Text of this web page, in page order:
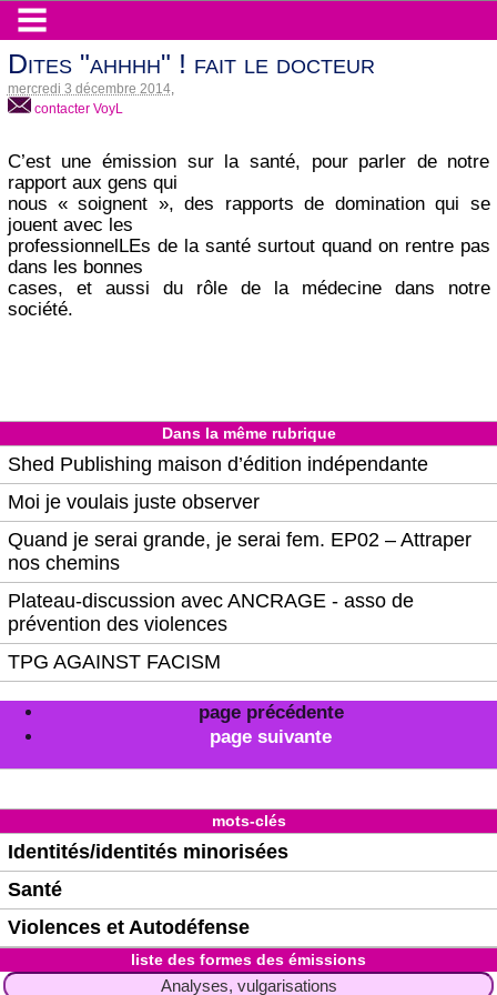
Dites "ahhhh" ! fait le docteur
mercredi 3 décembre 2014,
contacter VoyL
C’est une émission sur la santé, pour parler de notre
rapport aux gens qui
nous « soignent », des rapports de domination qui se
jouent avec les
professionnelLEs de la santé surtout quand on rentre pas
dans les bonnes
cases, et aussi du rôle de la médecine dans notre
société.
Dans la même rubrique
Shed Publishing maison d’édition indépendante
Moi je voulais juste observer
Quand je serai grande, je serai fem. EP02 – Attraper
nos chemins
Plateau-discussion avec ANCRAGE - asso de
prévention des violences
TPG AGAINST FACISM
page précédente
page suivante
mots-clés
Identités/identités minorisées
Santé
Violences et Autodéfense
liste des formes des émissions
Analyses, vulgarisations